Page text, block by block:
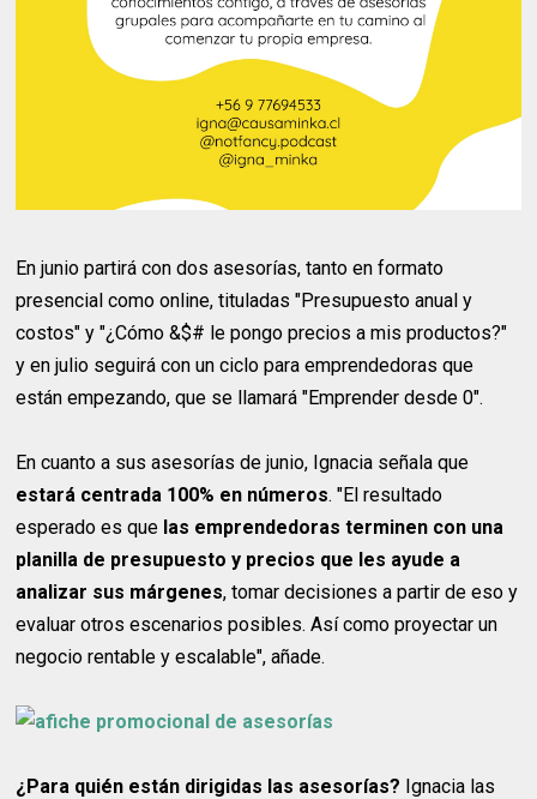
En junio partirá con dos asesorías, tanto en formato
presencial como online, tituladas "Presupuesto anual y
costos" y "¿Cómo &$# le pongo precios a mis productos?"
y en julio seguirá con un ciclo para emprendedoras que
están empezando, que se llamará "Emprender desde 0".
En cuanto a sus asesorías de junio, Ignacia señala que
estará centrada 100% en números. "El resultado
esperado es que las emprendedoras terminen con una
planilla de presupuesto y precios que les ayude a
analizar sus márgenes, tomar decisiones a partir de eso y
evaluar otros escenarios posibles. Así como proyectar un
negocio rentable y escalable", añade.
¿Para quién están dirigidas las asesorías? Ignacia las